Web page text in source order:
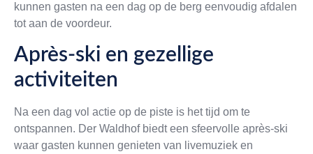
kunnen gasten na een dag op de berg eenvoudig afdalen
tot aan de voordeur.
Après-ski en gezellige
activiteiten
Na een dag vol actie op de piste is het tijd om te
ontspannen. Der Waldhof biedt een sfeervolle après-ski
waar gasten kunnen genieten van livemuziek en